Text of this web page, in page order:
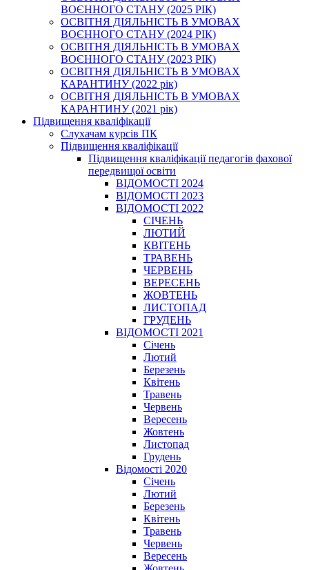
ВОЄННОГО СТАНУ (2025 РІК)
ОСВІТНЯ ДІЯЛЬНІСТЬ В УМОВАХ
ВОЄННОГО СТАНУ (2024 РІК)
ОСВІТНЯ ДІЯЛЬНІСТЬ В УМОВАХ
ВОЄННОГО СТАНУ (2023 РІК)
ОСВІТНЯ ДІЯЛЬНІСТЬ В УМОВАХ
КАРАНТИНУ (2022 рік)
ОСВІТНЯ ДІЯЛЬНІСТЬ В УМОВАХ
КАРАНТИНУ (2021 рік)
Підвищення кваліфікації
Слухачам курсів ПК
Підвищення кваліфікації
Підвищення кваліфікації педагогів фахової
передвищої освіти
ВІДОМОСТІ 2024
ВІДОМОСТІ 2023
ВІДОМОСТІ 2022
СІЧЕНЬ
ЛЮТИЙ
КВІТЕНЬ
ТРАВЕНЬ
ЧЕРВЕНЬ
ВЕРЕСЕНЬ
ЖОВТЕНЬ
ЛИСТОПАД
ГРУДЕНЬ
ВІДОМОСТІ 2021
Січень
Лютий
Березень
Квітень
Травень
Червень
Вересень
Жовтень
Листопад
Грудень
Відомості 2020
Січень
Лютий
Березень
Квітень
Травень
Червень
Вересень